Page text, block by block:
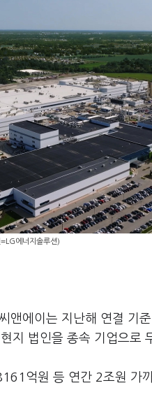
에너지솔루션)
앤에이는 지난해 연결 기
지 법인을 종속 기업으로
억원 등 연간 2조원 가